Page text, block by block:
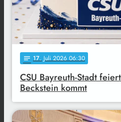
notes 17. Juli 2026 06:30
CSU Bayreuth-Stadt
Beckstein kommt